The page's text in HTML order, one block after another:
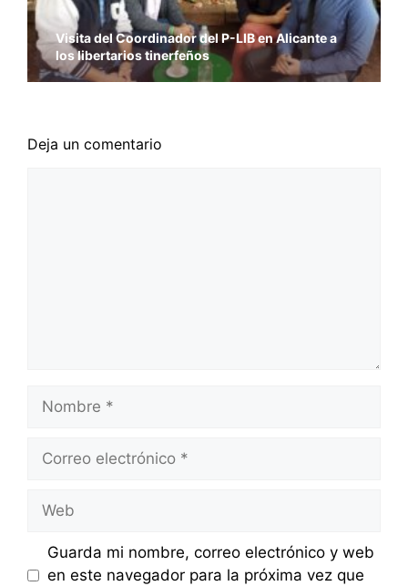
Visita del Coordinador del P-LIB en Alicante a
los libertarios tinerfeños
Deja un comentario
Nombre
Correo
Web
Guarda mi nombre, correo electrónico y web
en este navegador para la próxima vez que